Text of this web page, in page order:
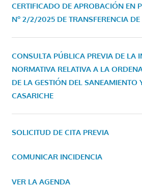
CERTIFICADO DE APROBACIÓN EN
Nº 2/2/2025 DE TRANSFERENCIA DE
CONSULTA PÚBLICA PREVIA DE LA
NORMATIVA RELATIVA A LA
DE LA GESTIÓN DEL SANEAMIENTO
CASARICHE
SOLICITUD DE CITA PREVIA
COMUNICAR INCIDENCIA
VER LA AGENDA